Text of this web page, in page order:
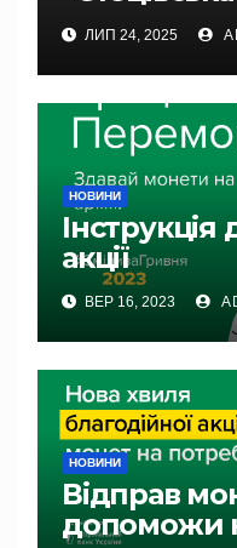
ЛИП 24, 2025
НОВИНИ
акції
ВЕР 16, 2023
НОВИНИ
Відправ
допоможи